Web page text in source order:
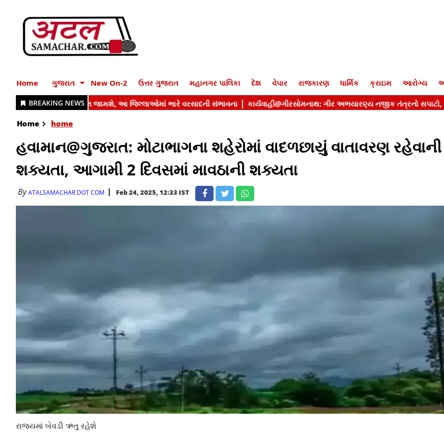
Home ગુજરાત New On-2 ઉત્તર ગુજરાત મહાનગર પાલિકા દેશ વેપાર રાજકારણ ધાર્મિક ક્રાઇમ આરોગ્ય
Home home
હવામાન@ગુજરાત: મોટાભાગના શહેરોમાં વાદળછાયું વાતાવરણ રહેવાની
શક્યતા, આગામી 2 દિવસમાં માવઠાની શક્યતા
ByATALSAMACHAR DOT COM Feb 24, 2025, 12:33 IST
રાજ્યમાં બેવડી ઋતુ રહેશે